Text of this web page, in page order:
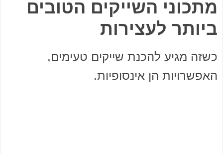
מתכוני השייקים הטובים
ביותר לעצירות
כשזה מגיע להכנת שייקים טעימים,
האפשרויות הן אינסופיות.